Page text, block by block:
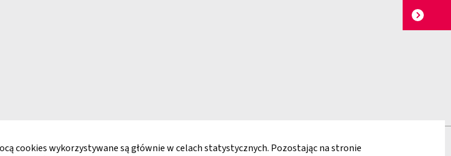
informacyjna Zgłaszanie naruszeń
cookies wykorzystywane są głównie w celach statystycznych. Pozostając na stronie